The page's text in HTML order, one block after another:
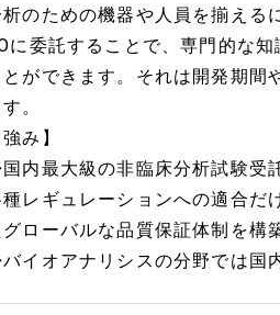
のための機器や人員を揃える
に委託することで、専門的な
ができます。それは開発期間
。
み】
内最大級の非臨床分析試験受
種レギュレーションへの適合だ
ローバルな品質保証体制を構
イオアナリシスの分野では国